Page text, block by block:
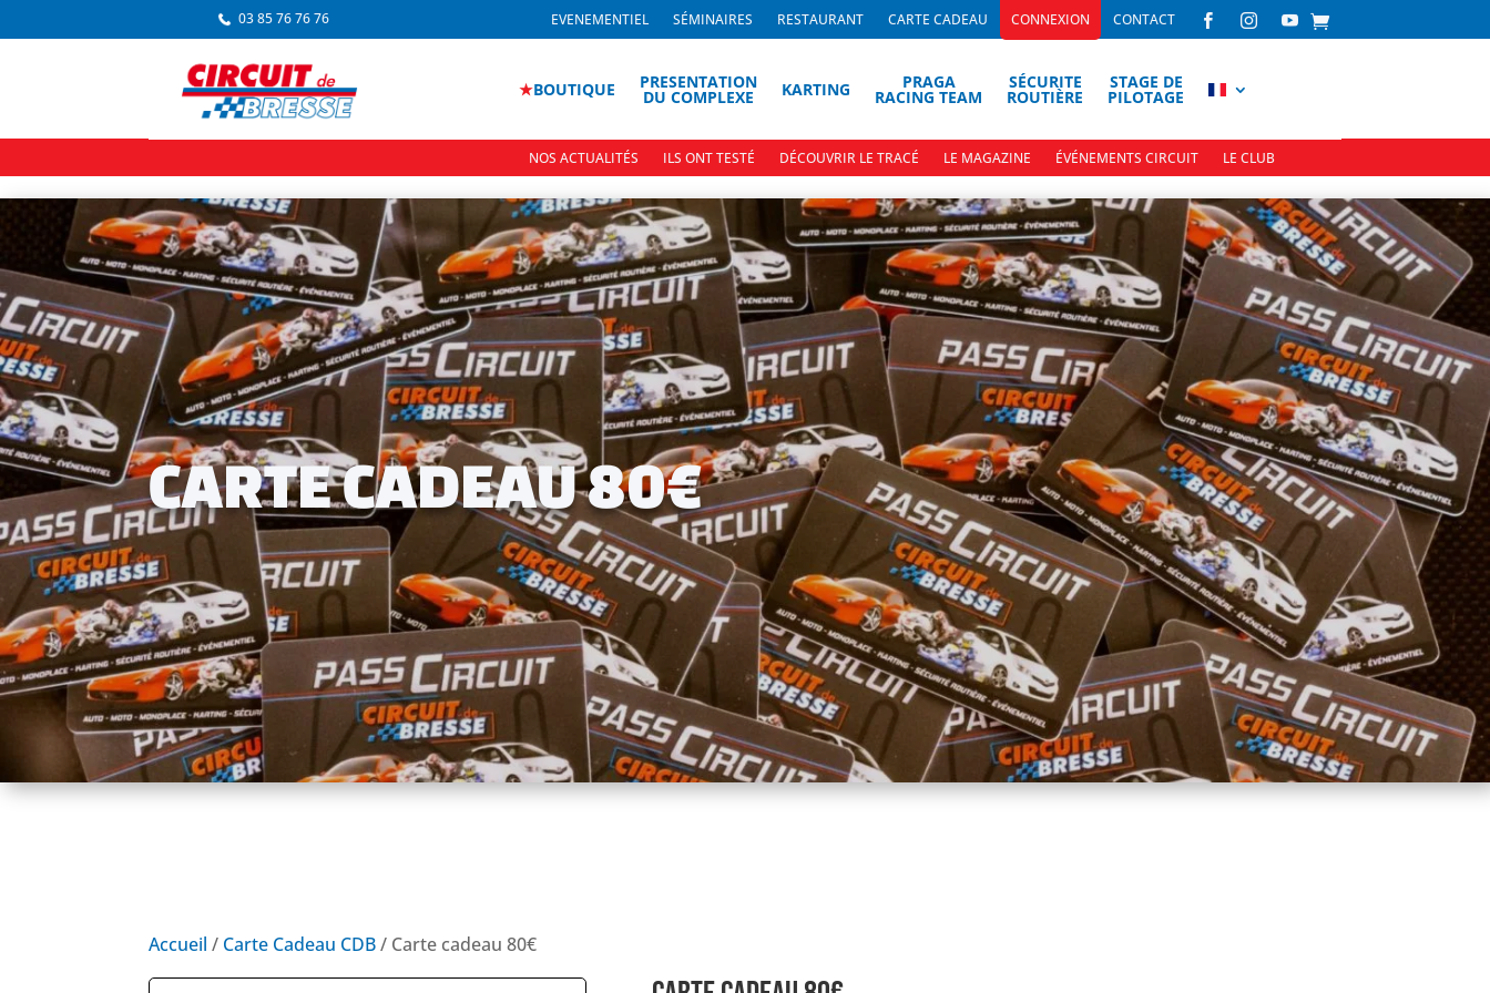
03 85 76 76 76 EVENEMENTIEL SÉMINAIRES RESTAURANT CARTE CADEAU CONNEXION CONTACT   
★BOUTIQUE PRESENTATION
DU COMPLEXE KARTING PRAGA
RACING TEAM
SÉCURITE
ROUTIÈRE
STAGE DE
PILOTAGE
NOS ACTUALITÉS ILS ONT TESTÉ DÉCOUVRIR LE TRACÉ LE MAGAZINE ÉVÉNEMENTS CIRCUIT LE CLUB
CARTE CADEAU 80€
Accueil / Carte Cadeau CDB/ Carte cadeau 80€